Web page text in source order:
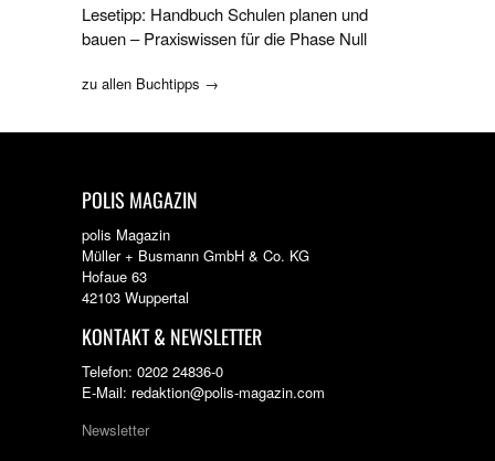
Lesetipp: Handbuch Schulen planen und
bauen – Praxiswissen für die Phase Null
zu allen Buchtipps →
POLIS MAGAZIN
polis Magazin
Müller + Busmann GmbH & Co. KG
Hofaue 63
42103 Wuppertal
KONTAKT & NEWSLETTER
Telefon: 0202 24836-0
E-Mail: redaktion@polis-magazin.com
Newsletter